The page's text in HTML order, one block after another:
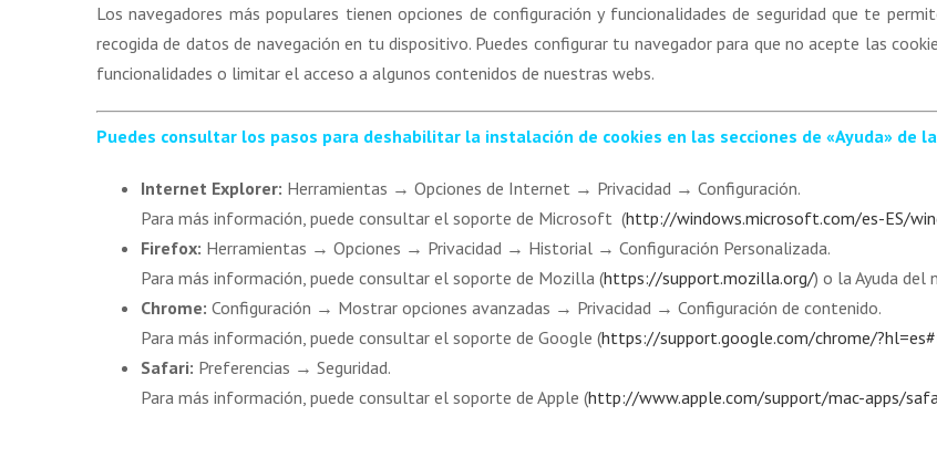
Los navegadores más populares tienen opciones de configuración y funcionalidades de seguridad que te
recogida de datos de navegación en tu dispositivo. Puedes configurar tu navegador para que no acepte las
funcionalidades o limitar el acceso a algunos contenidos de nuestras webs.
Puedes consultar los pasos para deshabilitar la instalación de cookies en las secciones de «Ayuda» de
Internet Explorer: Herramientas → Opciones de Internet → Privacidad → Configuración.
Para más información, puede consultar el soporte de Microsoft (http://windows.microsoft.com/es-ES/
Firefox: Herramientas → Opciones → Privacidad → Historial → Configuración Personalizada.
Para más información, puede consultar el soporte de Mozilla (https://support.mozilla.org/) o la Ayuda del
Chrome: Configuración → Mostrar opciones avanzadas → Privacidad → Configuración de contenido.
Para más información, puede consultar el soporte de Google (https://support.google.com/chrome/
Safari: Preferencias → Seguridad.
Para más información, puede consultar el soporte de Apple (http://www.apple.com/support/mac-apps/